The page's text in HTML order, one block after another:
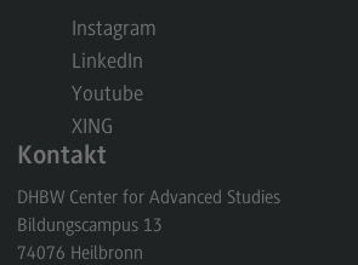
Modulangebot
Berufsperspektiven
Kontakt
Governance Sozialer Arbeit
Governance Sozialer Arbeit
Modulangebot
Instagram
LinkedIn
Youtube
XING
Kontakt
DHBW Center for Advanced Studies
Bildungscampus 13
74076 Heilbronn